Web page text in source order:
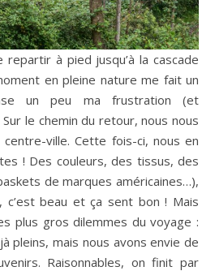
repartir à pied jusqu’à la cascade
en pleine nature me fait un
un peu ma frustration (et
le chemin du retour, nous nous
ville. Cette fois-ci, nous en
! Des couleurs, des tissus, des
de marques américaines…),
c’est beau et ça sent bon ! Mais
plus gros dilemmes du voyage :
pleins, mais nous avons envie de
Raisonnables, on finit par